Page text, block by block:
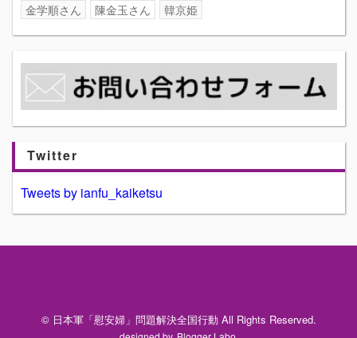
金学順さん
陳金玉さん 韓京姫
Twitter
Tweets by ianfu_kaiketsu
© 日本軍「慰安婦」問題解決全国行動 All Rights Reserved.